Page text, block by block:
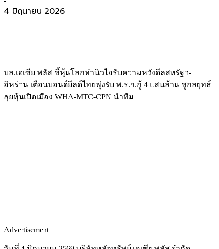
4 มิถุนายน 2026
บล.เอเซีย พลัส ชี้หุ้นโลกทำนิวไฮรับความหวังดีลสหรัฐฯ-
อิหร่าน เตือนบอนด์ยีลด์ไทยพุ่งรับ พ.ร.ก.กู้ 4 แสนล้าน ชูกลยุทธ์
ลุยหุ้นเปิดเมือง WHA-MTC-CPN นำทีม
Advertisement